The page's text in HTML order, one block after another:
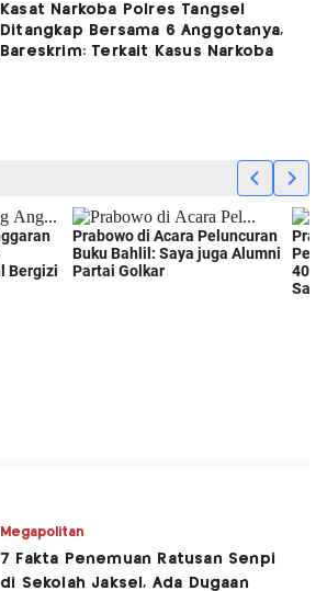
Kasat Narkoba Polres Tangsel
Ditangkap Bersama 6 Anggotanya,
Bareskrim: Terkait Kasus Narkoba
Megapolitan
7 Fakta Penemuan Ratusan Senpi
di Sekolah Jaksel, Ada Dugaan